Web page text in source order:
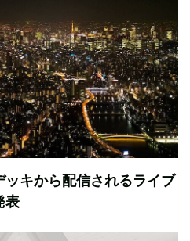
キから配信されるライブ
表